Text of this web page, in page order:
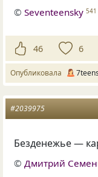
©Seventeensky 541
46 6
Опубликовала
#2039975
Безденежье —
© Дмитрий